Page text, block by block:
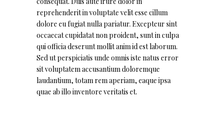
reprehenderit in voluptate velit esse cillum
dolore eu fugiat nulla pariatur. Excepteur sint
occaecat cupidatat non proident, sunt in culpa
qui officia deserunt mollit anim id est laborum.
Sed ut perspiciatis unde omnis iste natus error
sit voluptatem accusantium doloremque
laudantium, totam rem aperiam, eaque ipsa
quae ab illo inventore veritatis et.